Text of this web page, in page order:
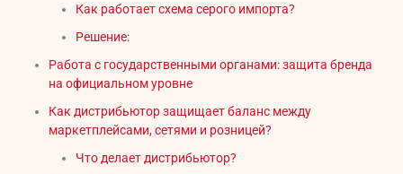
Как работает схема серого импорта?
Решение:
Работа с государственными органами: защита бренда
на официальном уровне
Как дистрибьютор защищает баланс между
маркетплейсами, сетями и розницей?
Что делает дистрибьютор?